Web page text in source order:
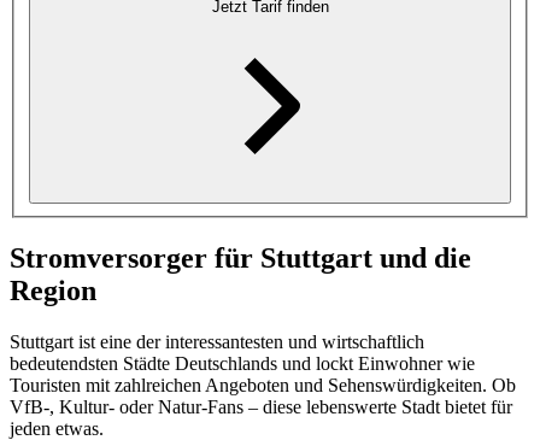
Jetzt Tarif finden
Stromversorger für Stuttgart und die
Region
Stuttgart ist eine der interessantesten und wirtschaftlich
bedeutendsten Städte Deutschlands und lockt Einwohner wie
Touristen mit zahlreichen Angeboten und Sehenswürdigkeiten. Ob
VfB-, Kultur- oder Natur-Fans – diese lebenswerte Stadt bietet für
jeden etwas.